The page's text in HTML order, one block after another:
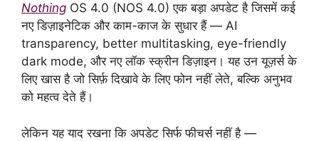
Nothing OS 4.0 (NOS 4.0) एक बड़ा अपडेट है जिसमें कई
नए डिज़ाइनेटिक और काम-काज के सुधार हैं — AI
transparency, better multitasking, eye-friendly
dark mode, और नए लॉक स्क्रीन डिज़ाइन। यह उन यूज़र्स के
लिए खास है जो सिर्फ़ दिखावे के लिए फोन नहीं लेते, बल्कि अनुभव
को महत्व देते हैं।
लेकिन यह याद रखना कि अपडेट सिर्फ फीचर्स नहीं है —